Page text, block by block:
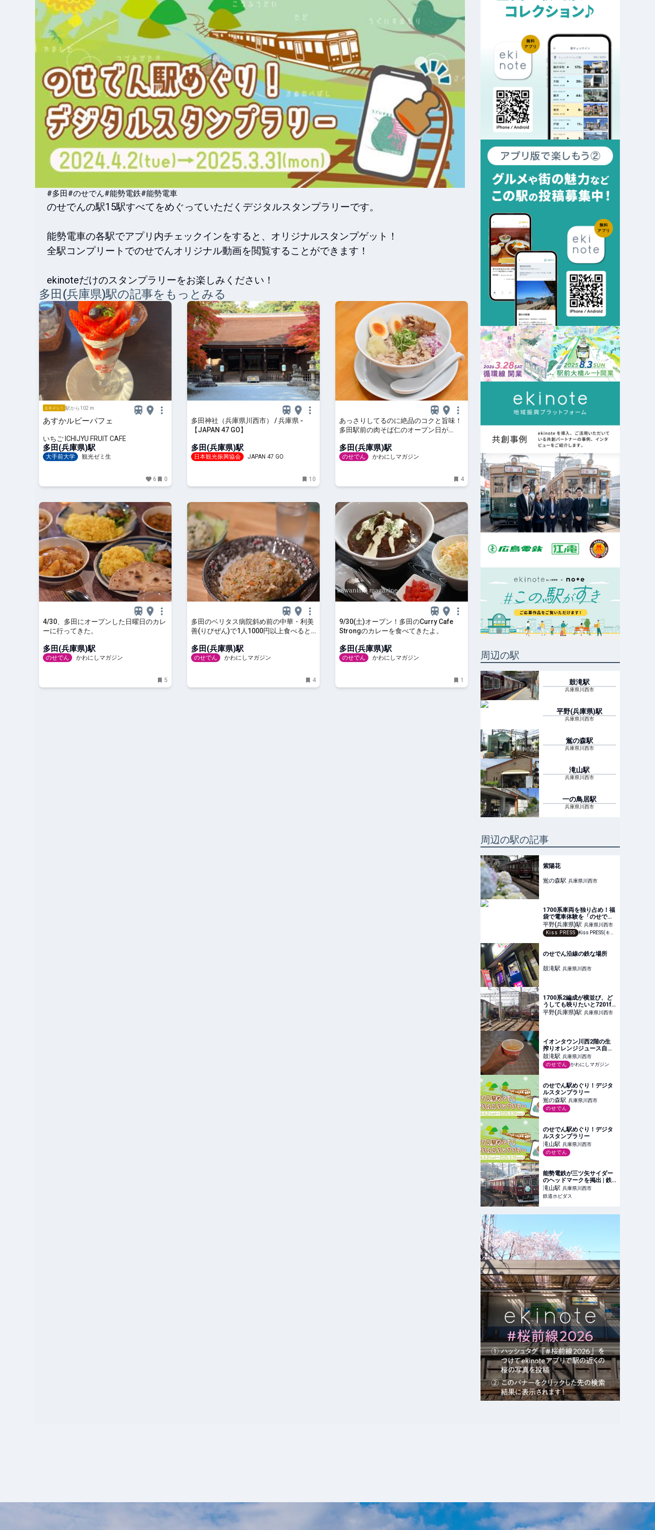
#多田#のせでん#能勢電鉄#能勢電車
のせでんの駅15駅すべてをめぐっていただくデジタルスタンプラリーです。
能勢電車の各駅でアプリ内チェックインをすると、オリジナルスタンプゲット！
全駅コンプリートでのせでんオリジナル動画を閲覧することができます！
ekinoteだけのスタンプラリーをお楽しみください！
多田(兵庫県)駅の記事をもっとみる
エキメシ！ 駅から102 m
あすかルビーパフェ
いちご ICHIJYU FRUIT CAFE
多田(兵庫県)駅
大手前大学 観光ゼミ生
6 0
多田神社（兵庫県川西市） / 兵庫県 -
【JAPAN 47 GO】
多田(兵庫県)駅
日本観光振興協会 JAPAN 47 GO
10
あっさりしてるのに絶品のコクと旨味！
多田駅前の肉そば仁のオープン日が
てきた。
多田(兵庫県)駅
のせでん かわにしマガジン
4
4/30、多田にオープンした日曜日のカレ
ーに行ってきた。
多田(兵庫県)駅
のせでん かわにしマガジン
5
多田のベリタス病院斜め前の中華・利美
善(りびぜん)で1人1000円以上食べると
多田(兵庫県)駅
のせでん かわにしマガジン
4
9/30(土)オープン！多田のCurry Cafe
Strongのカレーを食べてきたよ。
多田(兵庫県)駅
のせでん かわにしマガジン
1
周辺の駅
鼓滝駅
兵庫県川西市
平野(兵庫県)駅
兵庫県川西市
鴬の森駅
兵庫県川西市
滝山駅
兵庫県川西市
一の鳥居駅
兵庫県川西市
周辺の駅の記事
紫陽花
鴬の森駅 兵庫県川西市
1700系車両を独り占め！福
袋で電車体験を「のせでん
ひとりじめ福袋2025」 川
西市
平野(兵庫県)駅 兵庫県川西市
Kiss PRESS
Kiss PRESS(キッスプレス) | 街を、もっと楽しもう
のせでん沿線の鉄な場所
鼓滝駅 兵庫県川西市
1700系2編成が横並び、ど
うしても映りたいと7201f
も一緒に撮影しました！
平野(兵庫県)駅 兵庫県川西市
イオンタウン川西2階の生
搾りオレンジジュース自販
機が販売開始されたので早
速飲んでみた。オレンジが
ぐるぐる回りながら絞られ
鼓滝駅 兵庫県川西市
のせでん
かわにしマガジン
のせでん駅めぐり！デジタ
ルスタンプラリー
鴬の森駅 兵庫県川西市
のせでん
のせでん駅めぐり！デジタ
ルスタンプラリー
滝山駅 兵庫県川西市
のせでん
能勢電鉄が三ツ矢サイダー
のヘッドマークを掲出 | 鉄
道ホビダス
滝山駅 兵庫県川西市
鉄道ホビダス